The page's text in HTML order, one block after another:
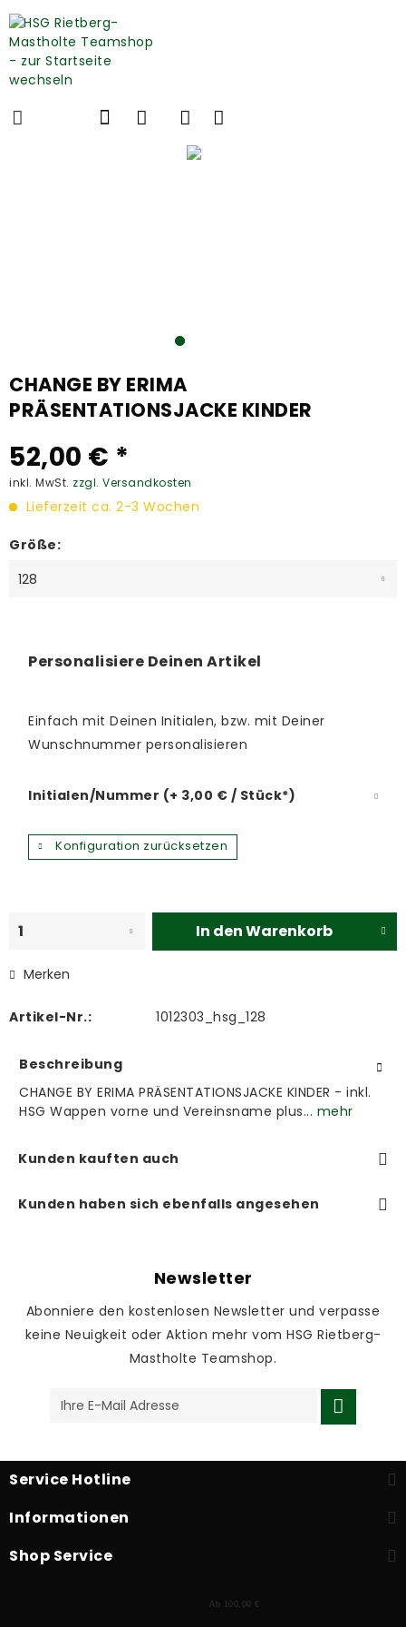
CHANGE BY ERIMA
PRÄSENTATIONSJACKE KINDER
52,00 € *
inkl. MwSt. zzgl. Versandkosten
Lieferzeit ca. 2-3 Wochen
Größe:
Personalisiere Deinen Artikel
Einfach mit Deinen Initialen, bzw. mit Deiner
Wunschnummer personalisieren
Initialen/Nummer (+ 3,00 € / Stück*)
Konfiguration zurücksetzen
In denWarenkorb
Merken
Artikel-Nr.: 1012303_hsg_128
Beschreibung
CHANGE BY ERIMA PRÄSENTATIONSJACKE KINDER - inkl.
HSG Wappen vorne und Vereinsname plus... mehr
Kunden kauften auch
Kunden haben sich ebenfalls angesehen
Newsletter
Abonniere den kostenlosen Newsletter und verpasse
keine Neuigkeit oder Aktion mehr vom HSG Rietberg-
Mastholte Teamshop.
Service Hotline
Informationen
Shop Service
Ab 100,00 €